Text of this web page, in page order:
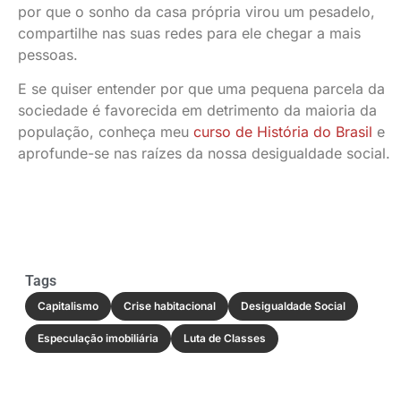
por que o sonho da casa própria virou um pesadelo,
compartilhe nas suas redes para ele chegar a mais
pessoas.
E se quiser entender por que uma pequena parcela da
sociedade é favorecida em detrimento da maioria da
população, conheça meu curso de História do Brasil e
aprofunde-se nas raízes da nossa desigualdade social.
Tags
Capitalismo Crise habitacional Desigualdade Social
Especulação imobiliária Luta de Classes